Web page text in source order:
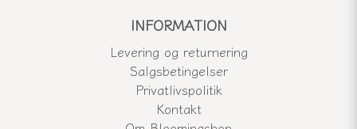
INFORMATION
Levering og returnering
Salgsbetingelser
Privatlivspolitik
Kontakt